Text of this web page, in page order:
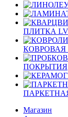
ПЛИТКА
КОВРОВАЯ
ПОКРЫТИЯ
Магазин